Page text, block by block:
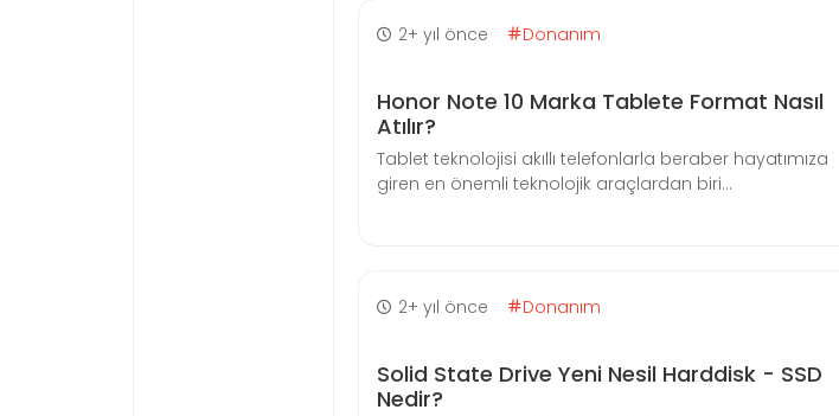
2+ yıl önce Donanım
Honor Note 10 Marka Tablete Format Nasıl
Atılır?
Tablet teknolojisi akıllı telefonlarla beraber hayatımıza
giren en önemli teknolojik araçlardan biri...
2+ yıl önce Donanım
Solid State Drive Yeni Nesil Harddisk - SSD
Nedir?